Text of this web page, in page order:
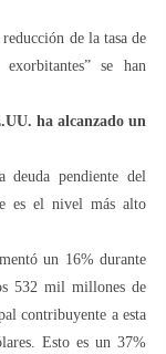
de la tasa de
se han
ha alcanzado un
deuda pendiente del
es el nivel más alto
un 16% durante
532 mil millones de
contribuyente a esta
Esto es un 37%